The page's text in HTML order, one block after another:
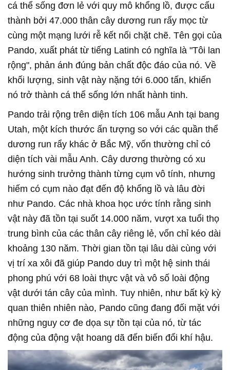
cá thể sống đơn lẻ với quy mô khổng lồ, được cấu
thành bởi 47.000 thân cây dương run rẩy mọc từ
cùng một mạng lưới rễ kết nối chặt chẽ. Tên gọi của
Pando, xuất phát từ tiếng Latinh có nghĩa là "Tôi lan
rộng", phản ánh đúng bản chất độc đáo của nó. Về
khối lượng, sinh vật này nặng tới 6.000 tấn, khiến
nó trở thành cá thể sống lớn nhất hành tinh.
Pando trải rộng trên diện tích 106 mẫu Anh tại bang
Utah, một kích thước ấn tượng so với các quần thể
dương run rẩy khác ở Bắc Mỹ, vốn thường chỉ có
diện tích vài mẫu Anh. Cây dương thường có xu
hướng sinh trưởng thành từng cụm vô tính, nhưng
hiếm có cụm nào đạt đến độ khổng lồ và lâu đời
như Pando. Các nhà khoa học ước tính rằng sinh
vật này đã tồn tại suốt 14.000 năm, vượt xa tuổi thọ
trung bình của các thân cây riêng lẻ, vốn chỉ kéo dài
khoảng 130 năm. Thời gian tồn tại lâu dài cùng với
vị trí xa xôi đã giúp Pando duy trì một hệ sinh thái
phong phú với 68 loài thực vật và vô số loài động
vật dưới tán cây của mình. Tuy nhiên, như bất kỳ kỳ
quan thiên nhiên nào, Pando cũng đang đối mặt với
những nguy cơ đe dọa sự tồn tại của nó, từ tác
động của động vật hoang dã đến biến đổi khí hậu.